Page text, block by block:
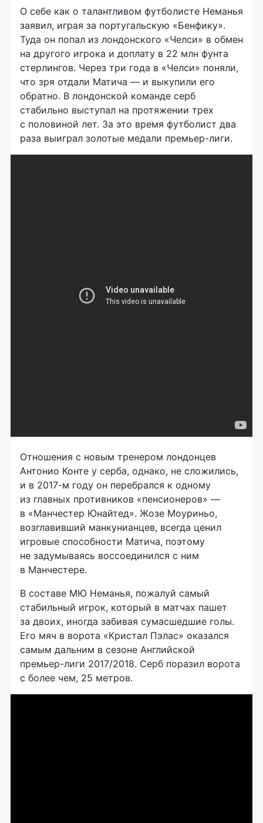
О себе как о талантливом футболисте Неманья
заявил, играя за португальскую «Бенфику».
Туда он попал из лондонского «Челси» в обмен
на другого игрока и доплату в 22 млн фунта
стерлингов. Через три года в «Челси» поняли,
что зря отдали Матича — и выкупили его
обратно. В лондонской команде серб
стабильно выступал на протяжении трех
с половиной лет. За это время футболист два
раза выиграл золотые медали премьер-лиги.
Отношения с новым тренером лондонцев
Антонио Конте у серба, однако, не сложились,
и в 2017-м году он перебрался к одному
из главных противников «пенсионеров» —
в «Манчестер Юнайтед». Жозе Моуриньо,
возглавивший манкунианцев, всегда ценил
игровые способности Матича, поэтому
не задумываясь воссоединился с ним
в Манчестере.
В составе МЮ Неманья, пожалуй самый
стабильный игрок, который в матчах пашет
за двоих, иногда забивая сумасшедшие голы.
Его мяч в ворота «Кристал Пэлас» оказался
самым дальним в сезоне Английской
премьер-лиги 2017/2018. Серб поразил ворота
с более чем, 25 метров.